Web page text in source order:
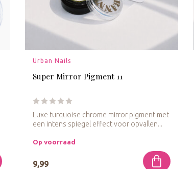
Urban Nails
Super Mirror Pigment 11
Luxe turquoise chrome mirror pigment met
een intens spiegel effect voor opvallen...
Op voorraad
9,99